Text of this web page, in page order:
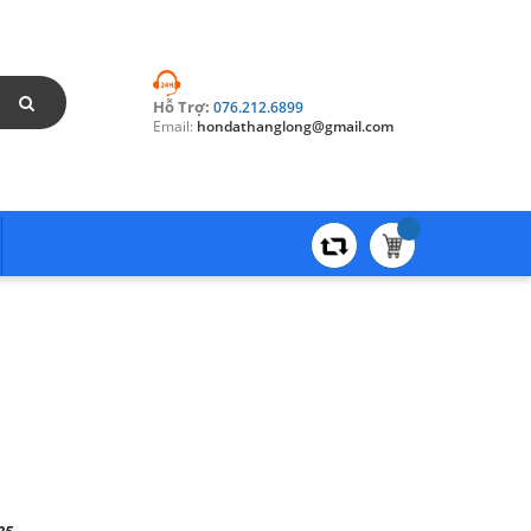
Hỗ Trợ: 076.212.6899
Email: hondathanglong@gmail.com